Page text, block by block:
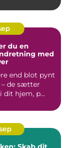
du en
med
end blot pynt
de sætter
dit hjem, p...